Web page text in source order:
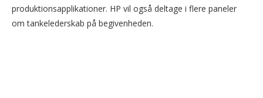
produktionsapplikationer. HP vil også deltage i flere paneler
om tankelederskab på begivenheden.